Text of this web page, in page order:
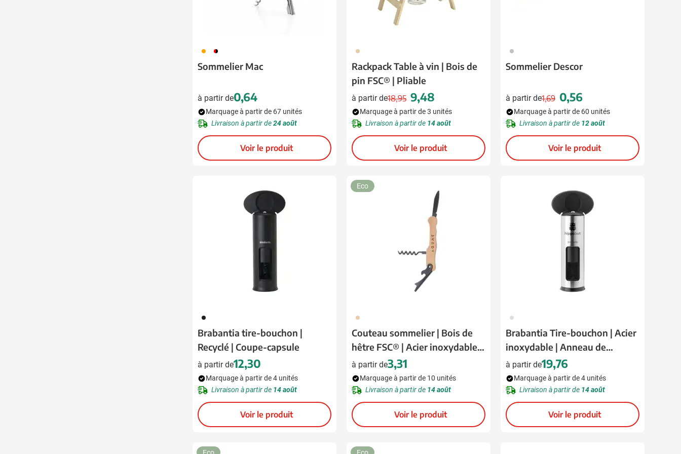
007 008
Sommelier Mac
à partir de0,64
Marquage à partir de 67 unités
Livraison à partir de24 août
Voir le produit
945
Rackpack Table à vin | Bois de
pin FSC® | Pliable
à partir de
Prix normal
18,95 9,48
Marquage à partir de 3 unités
Livraison à partir de 14 août
Voir le produit
032
Sommelier Descor
à partir de
Prix normal
1,69 0,56
Marquage à partir de 60 unités
Livraison à partir de 12 août
Voir le produit
001
Brabantia tire-bouchon |
Recyclé | Coupe-capsule
à partir de12,30
Marquage à partir de 4 unités
Livraison à partir de 14 août
Voir le produit
945
Couteau sommelier | Bois de
hêtre FSC® | Acier inoxydable
avec revêtement noir
à partir de3,31
Eco
Marquage à partir de 10 unités
Livraison à partir de 14 août
Voir le produit
032
Brabantia Tire-bouchon | Acier
inoxydable | Anneau de
centrage et coupe-capsule
à partir de19,76
Marquage à partir de 4 unités
Livraison à partir de 14 août
Voir le produit